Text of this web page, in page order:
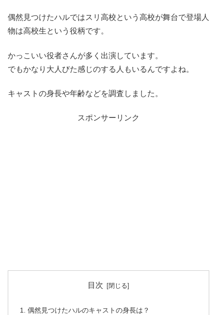
偶然見つけたハルではスリ高校という高校が舞台で登場人
物は高校生という役柄です。
かっこいい役者さんが多く出演しています。
でもかなり大人びた感じのする人もいるんですよね。
キャストの身長や年齢などを調査しました。
スポンサーリンク
目次
偶然見つけたハルのキャストの身長は？